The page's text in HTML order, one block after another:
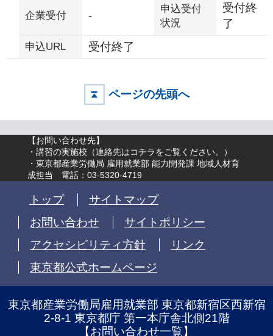
企業受付 -
申込受付
状況
受付終
了
申込URL 受付終了
ページの先頭へ
【お問い合わせ先】
・講習の実施校（連絡先はコチラをご覧ください。
）
・東京都産業労働局 雇用就業部 能力開発課 地域人材育
成担当 電話：03-5320-4719
トップ
サイトマップ
お問い合わせ
サイトポリシー
アクセシビリティ方針
リンク
東京都公式ホームページ
東京都産業労働局雇用就業部 東京都新宿区西新宿
2-8-1 東京都庁 第一本庁舎北側21階
【お問い合わせ一覧】